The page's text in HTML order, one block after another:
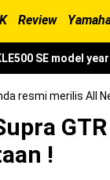
Review
SE model year
Jutaan dikota
menangkan oleh
resmi merilis All New Supra GTR 150 . .
!